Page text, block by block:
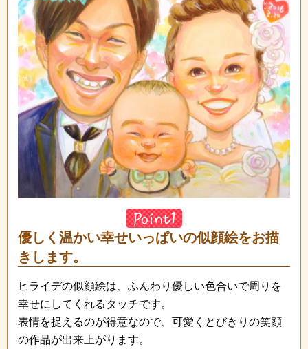
優しく温かい幸せいっぱいの似顔絵をお描
きします。
ヒライデの似顔絵は、ふんわり優しい色合いで周りを
幸せにしてくれるタッチです。
表情を捉えるのが得意なので、可愛くとびきりの笑顔
の作品が出来上がります。